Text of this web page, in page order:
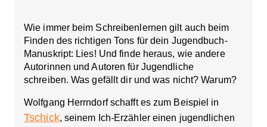
Wie immer beim Schreibenlernen gilt auch beim
Finden des richtigen Tons für dein Jugendbuch-
Manuskript: Lies! Und finde heraus, wie andere
Autorinnen und Autoren für Jugendliche
schreiben. Was gefällt dir und was nicht? Warum?
Wolfgang Herrndorf schafft es zum Beispiel in
Tschick, seinem Ich-Erzähler einen jugendlichen